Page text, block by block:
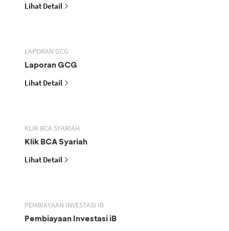
Lihat Detail
LAPORAN GCG
Laporan GCG
Lihat Detail
KLIK BCA SYARIAH
Klik BCA Syariah
Lihat Detail
PEMBIAYAAN INVESTASI IB
Pembiayaan Investasi iB